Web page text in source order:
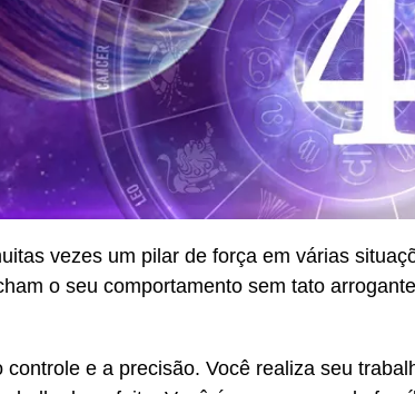
vezes um pilar de força em várias
o seu comportamento sem tato
e a precisão. Você realiza seu